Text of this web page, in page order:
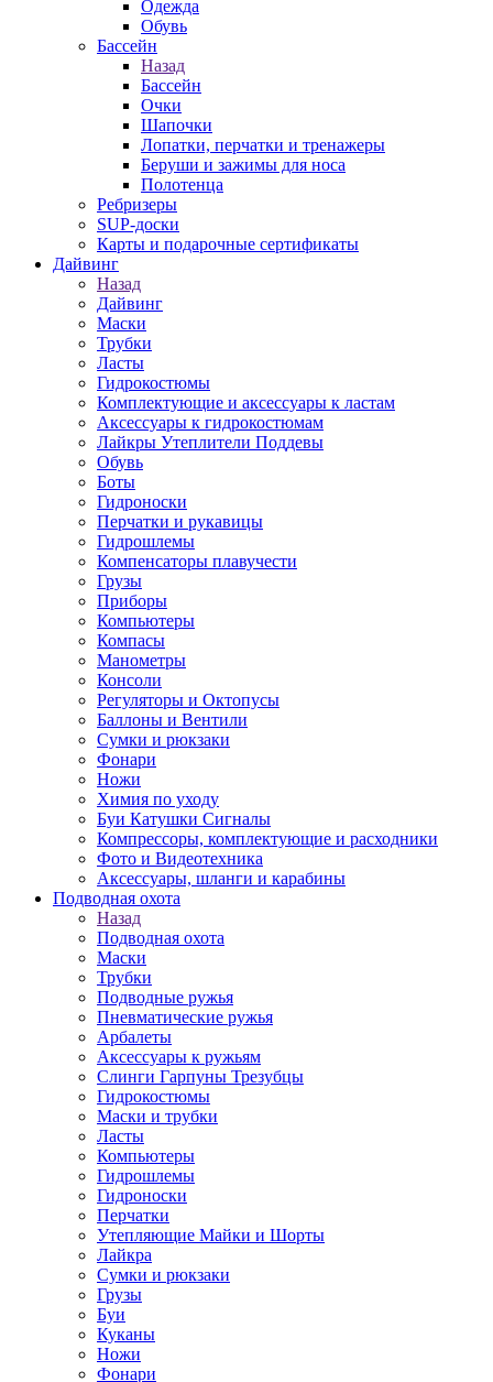
Одежда
Обувь
Бассейн
Назад
Бассейн
Очки
Шапочки
Лопатки, перчатки и тренажеры
Беруши и зажимы для носа
Полотенца
Ребризеры
SUP-доски
Карты и подарочные сертификаты
Дайвинг
Назад
Дайвинг
Маски
Трубки
Ласты
Гидрокостюмы
Комплектующие и аксессуары к ластам
Аксессуары к гидрокостюмам
Лайкры Утеплители Поддевы
Обувь
Боты
Гидроноски
Перчатки и рукавицы
Гидрошлемы
Компенсаторы плавучести
Грузы
Приборы
Компьютеры
Компасы
Манометры
Консоли
Регуляторы и Октопусы
Баллоны и Вентили
Сумки и рюкзаки
Фонари
Ножи
Химия по уходу
Буи Катушки Сигналы
Компрессоры, комплектующие и расходники
Фото и Видеотехника
Аксессуары, шланги и карабины
Подводная охота
Назад
Подводная охота
Маски
Трубки
Подводные ружья
Пневматические ружья
Арбалеты
Аксессуары к ружьям
Слинги Гарпуны Трезубцы
Гидрокостюмы
Маски и трубки
Ласты
Компьютеры
Гидрошлемы
Гидроноски
Перчатки
Утепляющие Майки и Шорты
Лайкра
Сумки и рюкзаки
Грузы
Буи
Куканы
Ножи
Фонари